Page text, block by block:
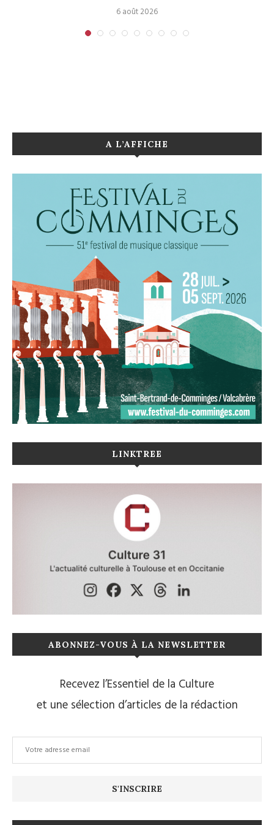
6 août 2026
A L’AFFICHE
LINKTREE
ABONNEZ-VOUS À LA NEWSLETTER
Recevez l’Essentiel de la Culture
et une sélection d’articles de la rédaction